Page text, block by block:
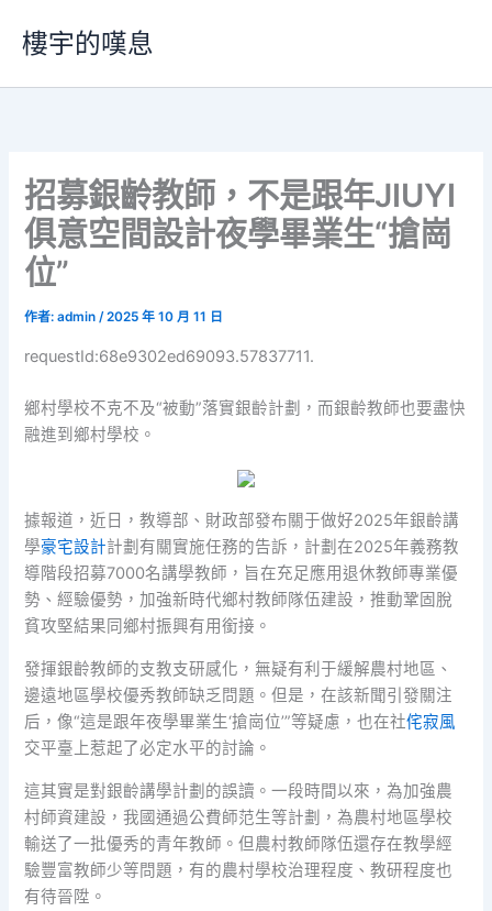
要
樓宇的嘆息
招募銀齡教師，不是跟年JIUYI
俱意空間設計夜學畢業生“搶崗
位”
作者:admin/2025 年 10 月 11 日
requestId:68e9302ed69093.57837711.
鄉村學校不克不及“被動”落實銀齡計劃，而銀齡教師也要盡快
融進到鄉村學校。
據報道，近日，教導部、財政部發布關于做好2025年銀齡講
學豪宅設計計劃有關實施任務的告訴，計劃在2025年義務教
導階段招募7000名講學教師，旨在充足應用退休教師專業優
勢、經驗優勢，加強新時代鄉村教師隊伍建設，推動鞏固脫
貧攻堅結果同鄉村振興有用銜接。
發揮銀齡教師的支教支研感化，無疑有利于緩解農村地區、
邊遠地區學校優秀教師缺乏問題。但是，在該新聞引發關注
后，像“這是跟年夜學畢業生‘搶崗位’”等疑慮，也在社侘寂風
交平臺上惹起了必定水平的討論。
這其實是對銀齡講學計劃的誤讀。一段時間以來，為加強農
村師資建設，我國通過公費師范生等計劃，為農村地區學校
輸送了一批優秀的青年教師。但農村教師隊伍還存在教學經
驗豐富教師少等問題，有的農村學校治理程度、教研程度也
有待晉陞。